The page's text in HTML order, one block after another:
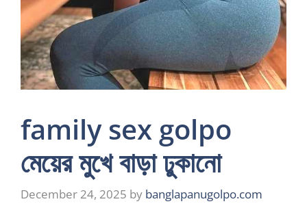
family sex golpo
মেয়ের মুখে বাড়া ঢুকানো
December 24, 2025 by banglapanugolpo.com